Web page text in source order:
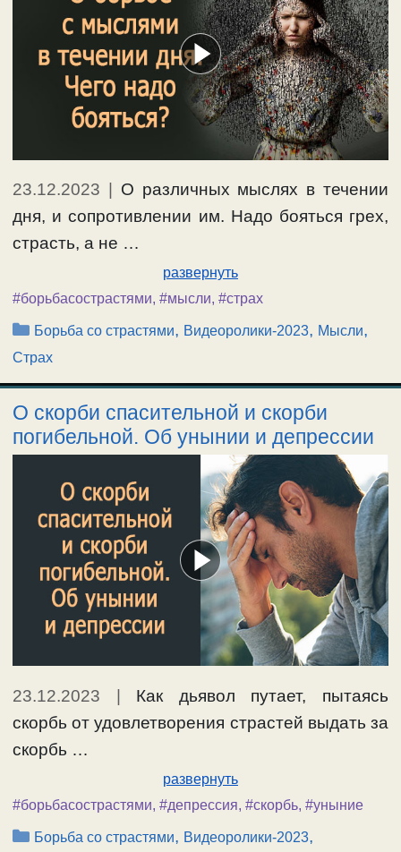
23.12.2023
О различных мыслях в течении
дня, и сопротивлении им. Надо бояться грех,
страсть, а не …
развернуть
#борьбасострастями, #мысли, #страх
Рубрики
Борьба со страстями, Видеоролики-2023, Мысли,
Страх
О скорби спасительной и скорби
погибельной. Об унынии и депрессии
23.12.2023
Как дьявол путает, пытаясь
скорбь от удовлетворения страстей выдать за
скорбь …
развернуть
#борьбасострастями, #депрессия, #скорбь, #уныние
Рубрики
Борьба со страстями, Видеоролики-2023,